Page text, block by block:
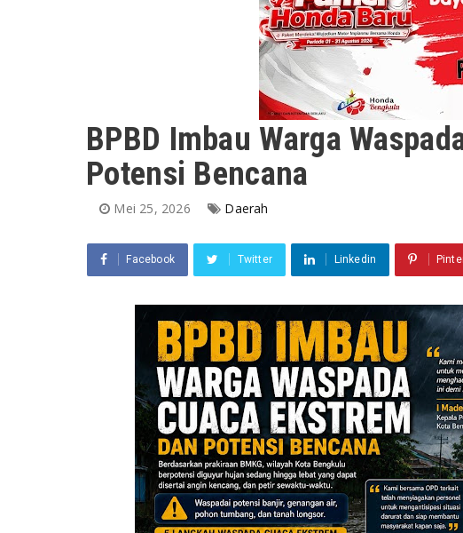
BPBD Imbau Warga
Potensi Bencana
Mei 25, 2026 Daerah
Facebook Twitter Linkedin